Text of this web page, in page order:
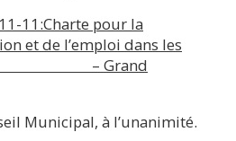
11:Charte pour la
et de l’emploi dans les
– Grand
Municipal, à l’unanimité.